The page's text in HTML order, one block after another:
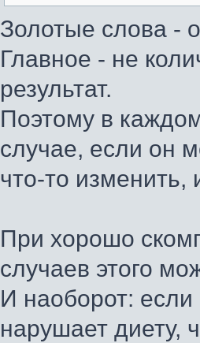
Золотые слова -
Главное - не
результат.
Поэтому в
случае, если он
что-то изменить,
При хорошо
случаев этого
И наоборот: если
нарушает диету,